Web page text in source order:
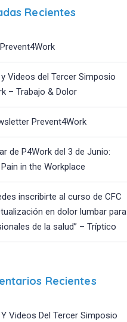
Recientes
Videos del Tercer Simposio
– Trabajo & Dolor
Prevent4Work
de P4Work del 3 de Junio:
in the Workplace
inscribirte al curso de CFC
en dolor lumbar para
de la salud” – Tríptico
Recientes
Videos Del Tercer Simposio